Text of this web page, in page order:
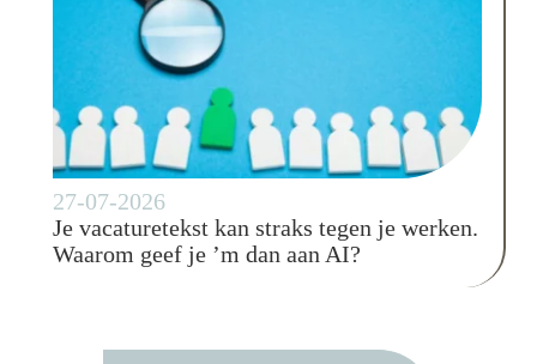
27-07-2026
Je vacaturetekst kan straks tegen je werken.
Waarom geef je ’m dan aan AI?